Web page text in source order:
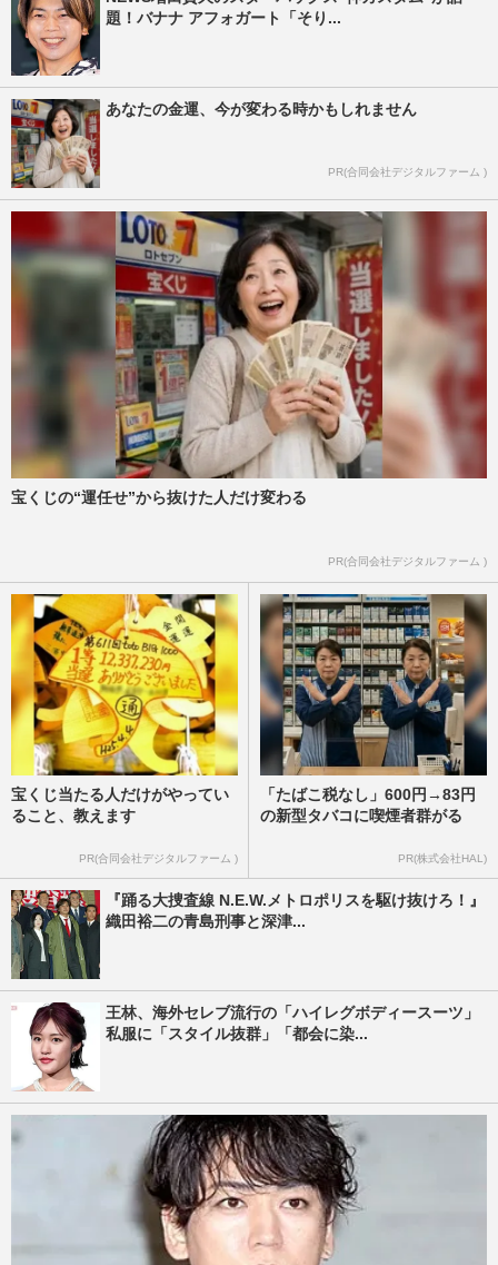
題！バナナ アフォガート「そり...
あなたの金運、今が変わる時かもしれません
PR(合同会社デジタルファーム )
宝くじの“運任せ”から抜けた人だけ変わる
PR(合同会社デジタルファーム )
宝くじ当たる人だけがやってい
ること、教えます
PR(合同会社デジタルファーム )
「たばこ税なし」600円→83円
の新型タバコに喫煙者群がる
PR(株式会社HAL)
『踊る大捜査線 N.E.W.メトロポリスを駆け抜けろ！』
織田裕二の青島刑事と深津...
王林、海外セレブ流行の「ハイレグボディースーツ」
私服に「スタイル抜群」「都会に染...